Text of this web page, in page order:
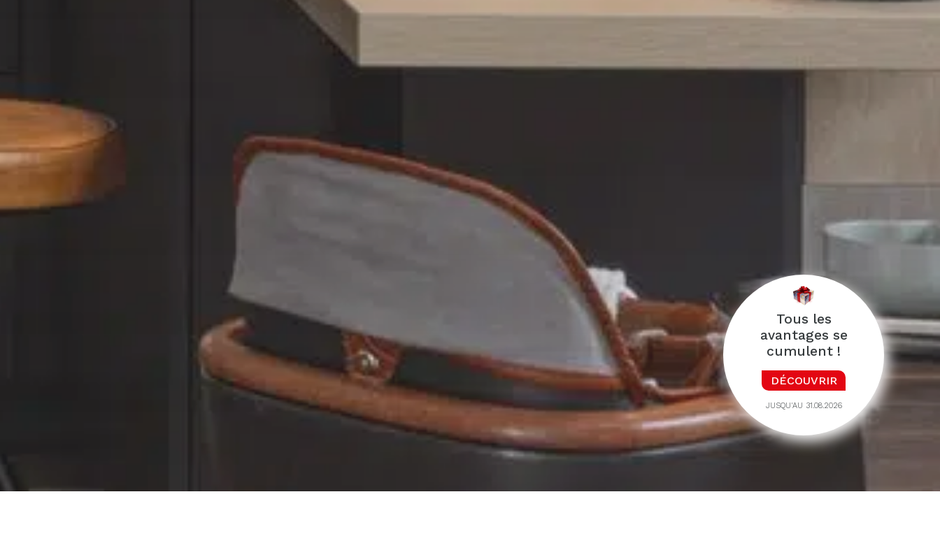
Tous les
avantages se
cumulent !
DÉCOUVRIR
JUSQU'AU 31.08.2026